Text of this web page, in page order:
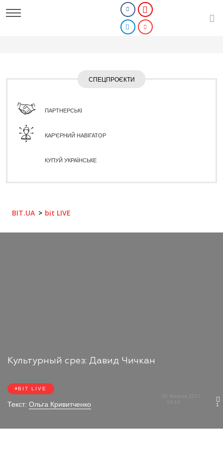
СПЕЦПРОЄКТИ
ПАРТНЕРСЬКІ
КАР'ЄРНИЙ НАВІГАТОР
КУПУЙ УКРАЇНСЬКЕ
BIT.UA bit LIVE
Культурный cрез: Давид Чичкан
BIT LIVE
Текст: Ольга Кривитченко
26 Жовтня 2017
1